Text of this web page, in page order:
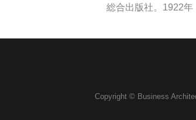
総合出版社。1922年
Copyright © Business